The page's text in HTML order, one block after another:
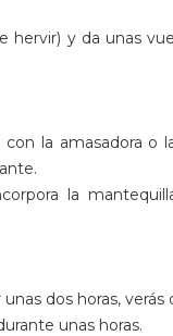
hervir) y da unas
la amasadora o
la
dos horas,
unas horas.